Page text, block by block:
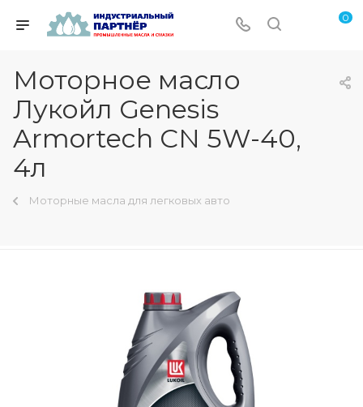
0
Моторное масло
Лукойл Genesis
Armortech CN 5W-40,
4л
Моторные масла для легковых авто